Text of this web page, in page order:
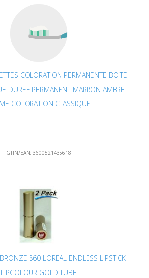
COLORATION PERMANENTE BOITE
DUREE PERMANENT MARRON AMBRE
COLORATION CLASSIQUE
GTIN/EAN: 3600521435618
860 LOREAL ENDLESS LIPSTICK
LIPCOLOUR GOLD TUBE